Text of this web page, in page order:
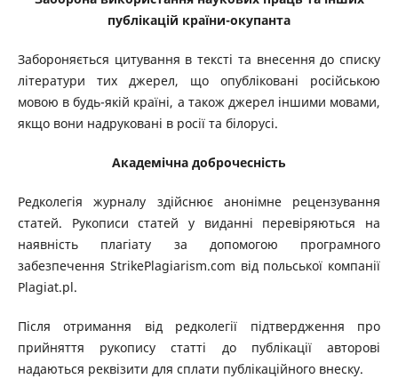
публікацій країни-окупанта
Забороняється цитування в тексті та внесення до списку
літератури тих джерел, що опубліковані російською
мовою в будь-якій країні, а також джерел іншими мовами,
якщо вони надруковані в росії та білорусі.
Академічна доброчесність
Редколегія журналу здійснює анонімне рецензування
статей. Рукописи статей у виданні перевіряються на
наявність плагіату за допомогою програмного
забезпечення StrikePlagiarism.com від польської компанії
Plagiat.pl.
Після отримання від редколегії підтвердження про
прийняття рукопису статті до публікації авторові
надаються реквізити для сплати публікаційного внеску.